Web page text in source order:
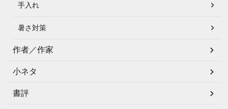
手入れ
暑さ対策
作者／作家
小ネタ
書評